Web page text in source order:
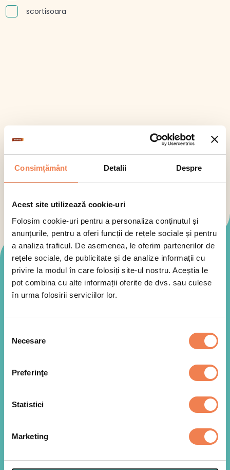
Consimțământ Detalii Despre
Acest site utilizează cookie-uri
Folosim cookie-uri pentru a personaliza conținutul și
anunțurile, pentru a oferi funcții de rețele sociale și pentru
a analiza traficul. De asemenea, le oferim partenerilor de
rețele sociale, de publicitate și de analize informații cu
privire la modul în care folosiți site-ul nostru. Aceștia le
pot combina cu alte informații oferite de dvs. sau culese
în urma folosirii serviciilor lor.
consimțământului
Necesare
Preferinţe
Statistici
Marketing
scortisoara
Mod de preparare
Punem apa la fiert pana da in clocot, apoi oprim
Lasam couscousul in vas pentru aproximativ 15
minute, timp in care acesta va absorbi apa si se
2
Intre timp, punem fructele congelate in bolul unui
blender, impreuna cu laptele si mierea si mixam